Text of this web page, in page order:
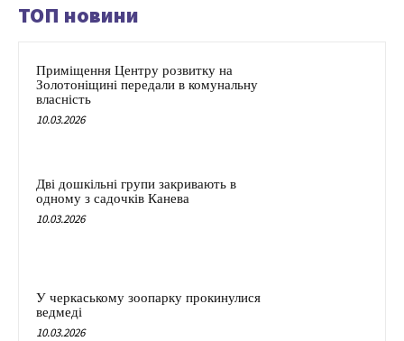
ТОП новини
Приміщення Центру розвитку на
Золотоніщині передали в комунальну
власність
10.03.2026
Дві дошкільні групи закривають в
одному з садочків Канева
10.03.2026
У черкаському зоопарку прокинулися
ведмеді
10.03.2026